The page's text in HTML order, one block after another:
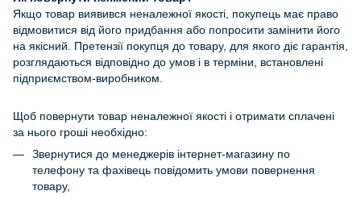
Якщо товар виявився неналежної якості, покупець має право
відмовитися від його придбання або попросити замінити його
на якісний. Претензії покупця до товару, для якого діє гарантія,
розглядаються відповідно до умов і в терміни, встановлені
підприємством-виробником.
Щоб повернути товар неналежної якості і отримати сплачені
за нього гроші необхідно:
Звернутися до менеджерів інтернет-магазину по
телефону та фахівець повідомить умови повернення
товару,